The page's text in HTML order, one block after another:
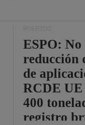
ESPO: No
reducción
de
RCDE UE
400
registro